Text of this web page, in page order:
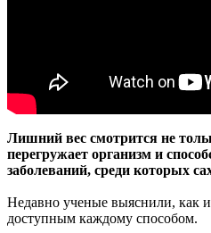
Лишний вес смотрится не
перегружает организм и
заболеваний, среди которых
Недавно ученые выяснили, как
доступным каждому способом.